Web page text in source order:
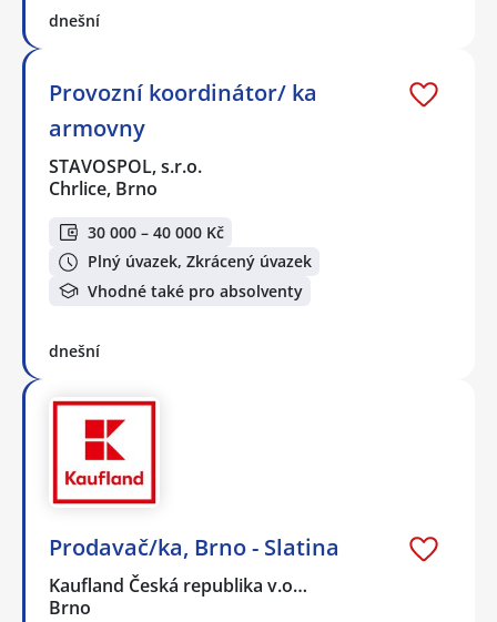
dnešní
Provozní koordinátor/ ka
armovny
STAVOSPOL, s.r.o.
Chrlice, Brno
30 000 – 40 000 Kč
Plný úvazek, Zkrácený úvazek
Vhodné také pro absolventy
dnešní
Prodavač/ka, Brno - Slatina
Kaufland Česká republika v.o…
Brno